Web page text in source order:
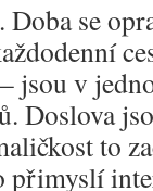
se
jsou v
Doslova
to
přimyslí